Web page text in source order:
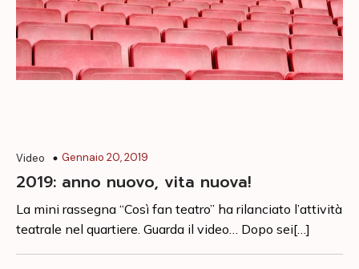
Video Gennaio 20, 2019
2019: anno nuovo, vita nuova!
La mini rassegna “Così fan teatro” ha rilanciato l’attività
teatrale nel quartiere. Guarda il video… Dopo sei[…]